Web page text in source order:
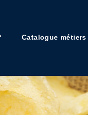
Catalogue métiers